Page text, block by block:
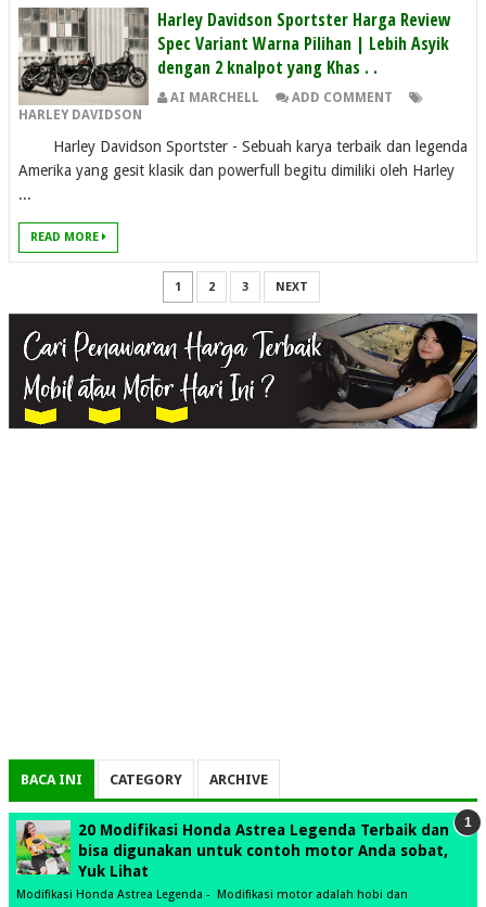
Harley Davidson Sportster Harga Review
Spec Variant Warna Pilihan | Lebih Asyik
dengan 2 knalpot yang Khas . .
AI MARCHELL
ADD COMMENT
HARLEY DAVIDSON
Harley Davidson Sportster - Sebuah karya terbaik dan legenda
Amerika yang gesit klasik dan powerfull begitu dimiliki oleh Harley
...
READ MORE
1 2 3 NEXT
BACA INI CATEGORY ARCHIVE
20 Modifikasi Honda Astrea Legenda Terbaik dan
bisa digunakan untuk contoh motor Anda sobat,
Yuk Lihat
Modifikasi Honda Astrea Legenda - Modifikasi motor adalah hobi dan